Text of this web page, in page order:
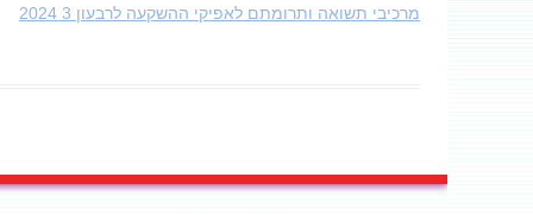
מרכיבי תשואה ותרומתם לאפיקי ההשקעה לרבעון 3 2024